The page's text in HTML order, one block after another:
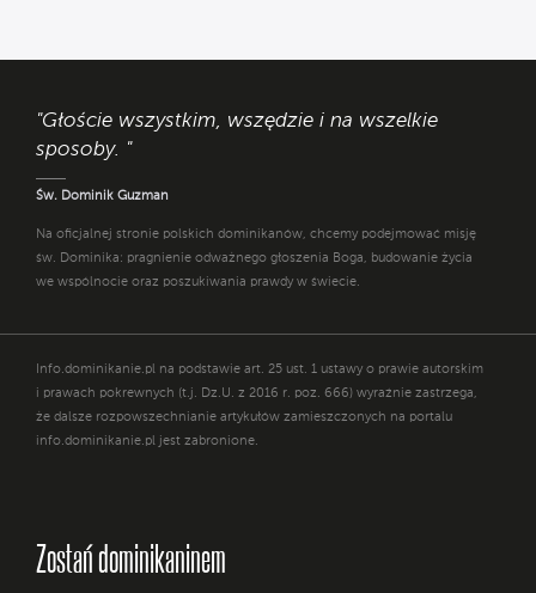
"Głoście wszystkim, wszędzie i na wszelkie
sposoby. "
Św. Dominik Guzman
Na oficjalnej stronie polskich dominikanów, chcemy podejmować misję
św. Dominika: pragnienie odważnego głoszenia Boga, budowanie życia
we wspólnocie oraz poszukiwania prawdy w świecie.
Info.dominikanie.pl na podstawie art. 25 ust. 1 ustawy o prawie autorskim
i prawach pokrewnych (t.j. Dz.U. z 2016 r. poz. 666) wyraźnie zastrzega,
że dalsze rozpowszechnianie artykułów zamieszczonych na portalu
info.dominikanie.pl jest zabronione.
Zostań dominikaninem